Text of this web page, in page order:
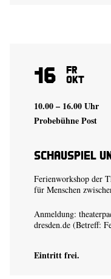
16 Fr
Okt
10.00 – 16.00 Uhr
Probebühne Post
Schauspiel
Ferienworkshop der
für Menschen
Anmeldung:
dresden.de (Betreff:
Eintritt frei.